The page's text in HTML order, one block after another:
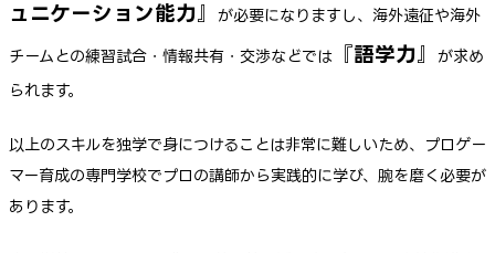
ュニケーション能力 』 が必要になりますし、海外遠征や海外
チームとの練習試合・情報共有・交渉などでは 『語学力 』 が求め
られます。
以上のスキルを独学で身につけることは非常に難しいため、プロゲー
マー育成の専門学校でプロの講師から実践的に学び、腕を磨く必要が
あります。